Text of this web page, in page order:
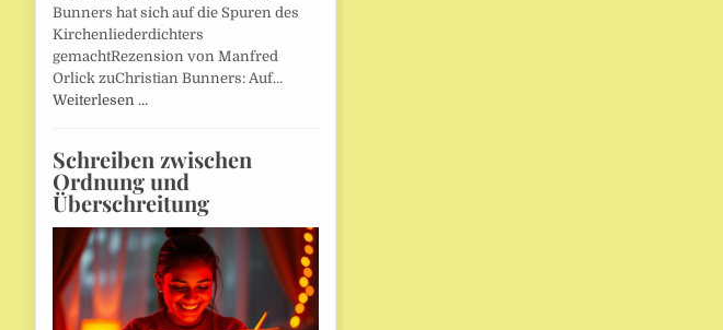
Bunners hat sich auf die Spuren des
Kirchenliederdichters
gemachtRezension von Manfred
Orlick zuChristian Bunners: Auf…
Weiterlesen …
Schreiben zwischen
Ordnung und
Überschreitung